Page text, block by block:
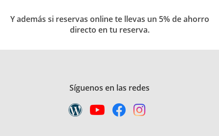
Y además si reservas online te llevas un 5% de ahorro
directo en tu reserva.
Síguenos en las redes